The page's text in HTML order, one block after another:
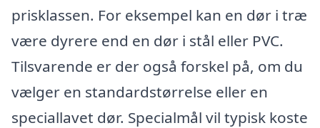
prisklassen. For eksempel kan en dør i træ
være dyrere end en dør i stål eller PVC.
Tilsvarende er der også forskel på, om du
vælger en standardstørrelse eller en
speciallavet dør. Specialmål vil typisk koste